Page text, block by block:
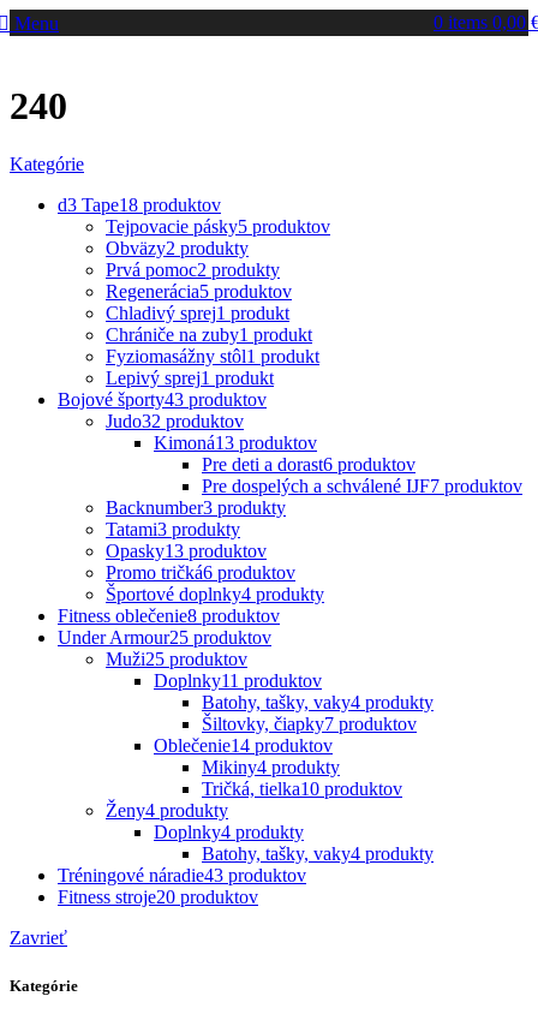
Menu 0 items 0,00
240
Kategórie
d3 Tape18 produktov
Tejpovacie pásky5 produktov
Obväzy2 produkty
Prvá pomoc2 produkty
Regenerácia5 produktov
Chladivý sprej1 produkt
Chrániče na zuby1 produkt
Fyziomasážny stôl1 produkt
Lepivý sprej1 produkt
Bojové športy43 produktov
Judo32 produktov
Kimoná13 produktov
Pre deti a dorast6 produktov
Pre dospelých a schválené IJF7 produktov
Backnumber3 produkty
Tatami3 produkty
Opasky13 produktov
Promo tričká6 produktov
Športové doplnky4 produkty
Fitness oblečenie8 produktov
Under Armour25 produktov
Muži25 produktov
Doplnky11 produktov
Batohy, tašky, vaky4 produkty
Šiltovky, čiapky7 produktov
Oblečenie14 produktov
Mikiny4 produkty
Tričká, tielka10 produktov
Ženy4 produkty
Doplnky4 produkty
Batohy, tašky, vaky4 produkty
Tréningové náradie43 produktov
Fitness stroje20 produktov
Zavrieť
Kategórie